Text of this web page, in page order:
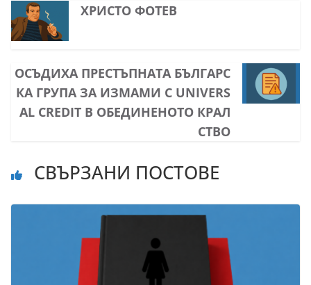
ХРИСТО ФОТЕВ
ОСЪДИХА ПРЕСТЪПНАТА БЪЛГАРС
КА ГРУПА ЗА ИЗМАМИ С UNIVERS
AL CREDIT В ОБЕДИНЕНОТО КРАЛ
СТВО
СВЪРЗАНИ ПОСТОВЕ